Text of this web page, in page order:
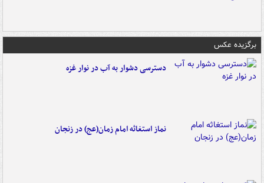
برگزیده عکس
دسترسی دشوار به آب در نوار غزه
نماز استغاثه امام زمان(عج) در زنجان